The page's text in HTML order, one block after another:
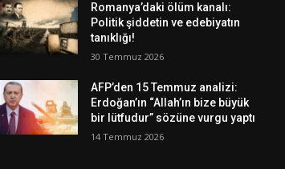
Romanya’daki ölüm kanalı:
Politik şiddetin ve edebiyatın
tanıklığı!
30 Temmuz 2026
AFP’den 15 Temmuz analizi:
Erdoğan’ın “Allah’ın bize büyük
bir lütfudur” sözüne vurgu yaptı
14 Temmuz 2026